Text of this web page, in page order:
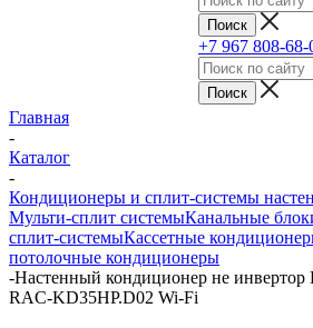
+7 967 808-68-
Главная
-
Каталог
-
Кондиционеры и сплит-системы
Мульти-сплит системыКанальные
сплит-системыКассетные
потолочные кондиционеры
-Настенный кондиционер не инвертор
RAC-KD35HP.D02 Wi-Fi